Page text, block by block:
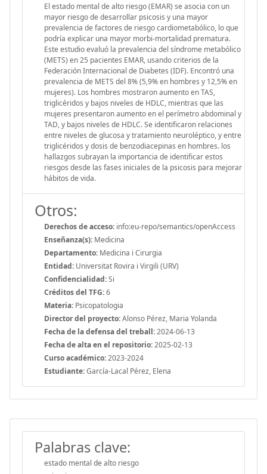
El estado mental de alto riesgo (EMAR) se asocia con un
mayor riesgo de desarrollar psicosis y una mayor
prevalencia de factores de riesgo cardiometabólico, lo que
podría explicar una mayor morbi-mortalidad prematura.
Este estudio evaluó la prevalencia del síndrome metabólico
(METS) en 25 pacientes EMAR, usando criterios de la
Federación Internacional de Diabetes (IDF). Encontró una
prevalencia de METS del 8% (5,9% en hombres y 12,5% en
mujeres). Los hombres mostraron aumento en TAS,
triglicéridos y bajos niveles de HDLC, mientras que las
mujeres presentaron aumento en el perímetro abdominal y
TAD, y bajos niveles de HDLC. Se identificaron relaciones
entre niveles de glucosa y tratamiento neuroléptico, y entre
triglicéridos y dosis de benzodiacepinas en hombres. los
hallazgos subrayan la importancia de identificar estos
riesgos desde las fases iniciales de la psicosis para mejorar
hábitos de vida.
Otros:
Derechos de acceso: info:eu-repo/semantics/openAccess
Enseñanza(s): Medicina
Departamento: Medicina i Cirurgia
Entidad: Universitat Rovira i Virgili (URV)
Confidencialidad:Si
Créditos del TFG:6
Materia: Psicopatologia
Director del proyecto:Alonso Pérez, Maria Yolanda
Fecha de la defensa del treball:2024-06-13
Fecha de alta en el repositorio:2025-02-13
Curso académico:2023-2024
Estudiante:García-Lacal Pérez, Elena
Palabras clave:
estado mental de alto riesgo